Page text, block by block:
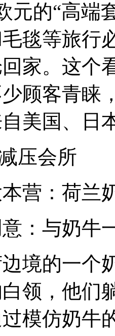
元的“高端
毯等旅行
家。这个
顾客青睐
美国、日
压会所
营：荷兰
：与奶牛
境的一个
领，他们
模仿奶牛